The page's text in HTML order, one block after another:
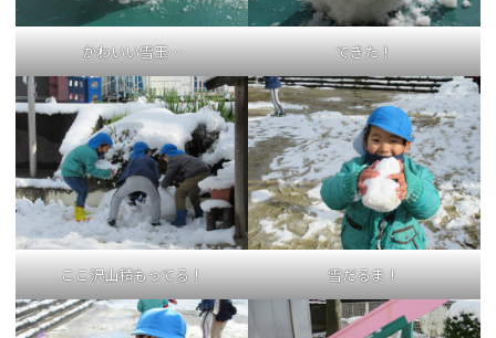
かわいい雪玉… できた！
ここ沢山積もってる！ 雪だるま！